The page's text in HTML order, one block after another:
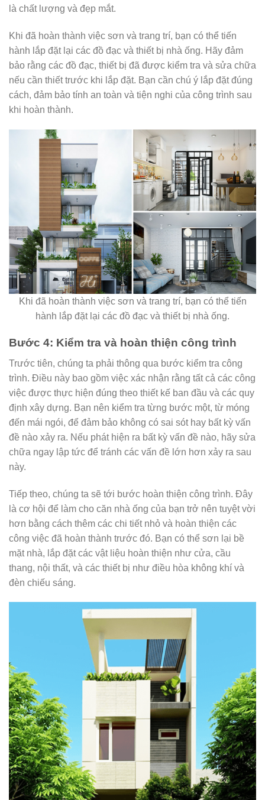
là chất lượng và đẹp mắt.
Khi đã hoàn thành việc sơn và trang trí, bạn có thể tiến
hành lắp đặt lại các đồ đạc và thiết bị nhà ống. Hãy đảm
bảo rằng các đồ đạc, thiết bị đã được kiểm tra và sửa chữa
nếu cần thiết trước khi lắp đặt. Bạn cần chú ý lắp đặt đúng
cách, đảm bảo tính an toàn và tiện nghi của công trình sau
khi hoàn thành.
Khi đã hoàn thành việc sơn và trang trí, bạn có thể tiến
hành lắp đặt lại các đồ đạc và thiết bị nhà ống.
Bước 4: Kiểm tra và hoàn thiện công trình
Trước tiên, chúng ta phải thông qua bước kiểm tra công
trình. Điều này bao gồm việc xác nhận rằng tất cả các công
việc được thực hiện đúng theo thiết kế ban đầu và các quy
định xây dựng. Bạn nên kiểm tra từng bước một, từ móng
đến mái ngói, để đảm bảo không có sai sót hay bất kỳ vấn
đề nào xảy ra. Nếu phát hiện ra bất kỳ vấn đề nào, hãy sửa
chữa ngay lập tức để tránh các vấn đề lớn hơn xảy ra sau
này.
Tiếp theo, chúng ta sẽ tới bước hoàn thiện công trình. Đây
là cơ hội để làm cho căn nhà ống của bạn trở nên tuyệt vời
hơn bằng cách thêm các chi tiết nhỏ và hoàn thiện các
công việc đã hoàn thành trước đó. Bạn có thể sơn lại bề
mặt nhà, lắp đặt các vật liệu hoàn thiện như cửa, cầu
thang, nội thất, và các thiết bị như điều hòa không khí và
đèn chiếu sáng.